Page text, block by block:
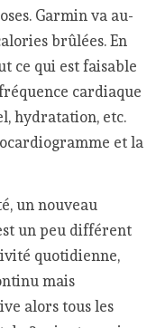
Garmin va au-
brûlées. En
ce qui est faisable
cardiaque
hydratation, etc.
et la
un nouveau
un peu différent
quotidienne,
mais
alors tous les